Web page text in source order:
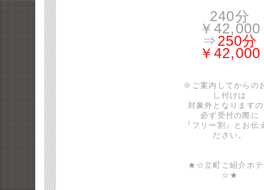
240分
￥42,000
⇒250分
￥42,000
※ご案内してからの
し付けは
対象外となります
必ず受付の際に
『フリー割』とお伝
ださい。
★☆立町ご紹介ホ
☆★